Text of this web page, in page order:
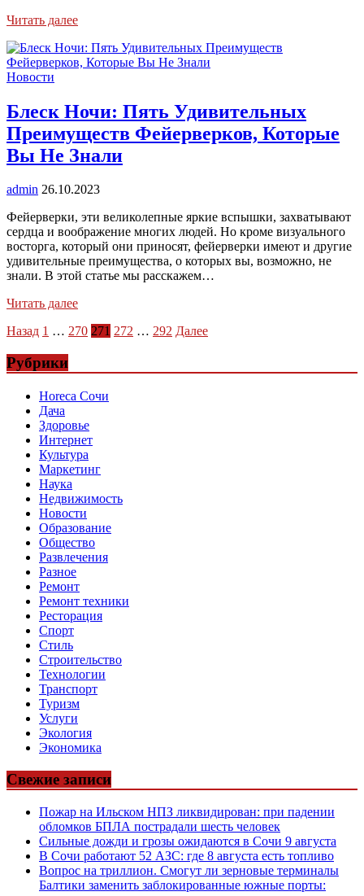
Читать далее
Новости
Блеск Ночи: Пять Удивительных
Преимуществ Фейерверков, Которые
Вы Не Знали
admin 26.10.2023
Фейерверки, эти великолепные яркие вспышки, захватывают
сердца и воображение многих людей. Но кроме визуального
восторга, который они приносят, фейерверки имеют и другие
удивительные преимущества, о которых вы, возможно, не
знали. В этой статье мы расскажем…
Читать далее
Пагинация
записей
Назад 1 … 270 271 272 … 292 Далее
Рубрики
Horeca Сочи
Дача
Здоровье
Интернет
Культура
Маркетинг
Наука
Недвижимость
Новости
Образование
Общество
Развлечения
Разное
Ремонт
Ремонт техники
Ресторация
Спорт
Стиль
Строительство
Технологии
Транспорт
Туризм
Услуги
Экология
Экономика
Свежие записи
Пожар на Ильском НПЗ ликвидирован: при падении
обломков БПЛА пострадали шесть человек
Сильные дожди и грозы ожидаются в Сочи 9 августа
В Сочи работают 52 АЗС: где 8 августа есть топливо
Вопрос на триллион. Смогут ли зерновые терминалы
Балтики заменить заблокированные южные порты: